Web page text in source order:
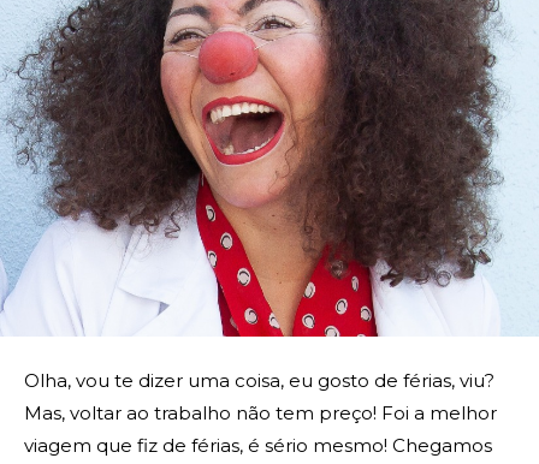
Olha, vou te dizer uma coisa, eu gosto de férias, viu?
Mas, voltar ao trabalho não tem preço! Foi a melhor
viagem que fiz de férias, é sério mesmo! Chegamos